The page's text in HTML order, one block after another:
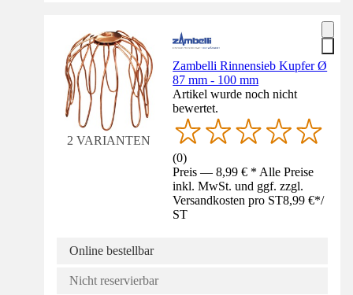
2 VARIANTEN
Zambelli Rinnensieb Kupfer Ø
87 mm - 100 mm
Artikel wurde noch nicht
bewertet.
(0)
Preis — 8,99 € * Alle Preise
inkl. MwSt. und ggf. zzgl.
Versandkosten pro ST8,99 €*/
ST
Online bestellbar
Nicht reservierbar